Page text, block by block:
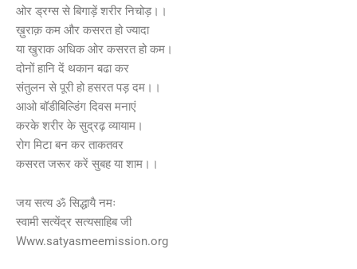
ओर ड्रग्स से बिगाड़ें शरीर निचोड़।।
ख़ुराक़ कम और कसरत हो ज्यादा
या खुराक अधिक ओर कसरत हो कम।
दोनों हानि दें थकान बढा कर
संतुलन से पूरी हो हसरत पड़ दम।।
आओ बॉडीबिल्डिंग दिवस मनाएं
करके शरीर के सुद्रढ़ व्यायाम।
रोग मिटा बन कर ताकतवर
कसरत जरूर करें सुबह या शाम।।
जय सत्य ॐ सिद्धायै नमः
स्वामी सत्येंद्र सत्यसाहिब जी
Www.satyasmeemission.org